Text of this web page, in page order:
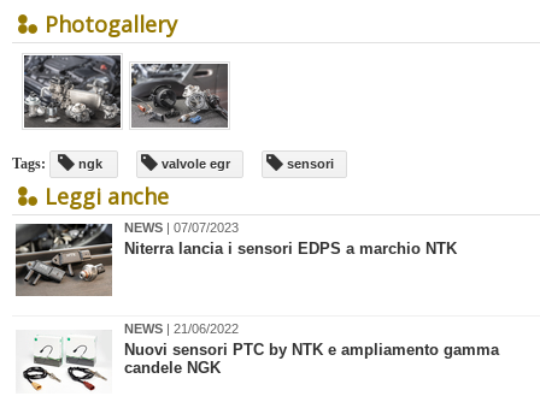
Photogallery
Tags: ngk valvole egr sensori
Leggi anche
NEWS | 07/07/2023
Niterra lancia i sensori EDPS a marchio NTK
NEWS | 21/06/2022
​Nuovi sensori PTC by NTK e ampliamento gamma
candele NGK